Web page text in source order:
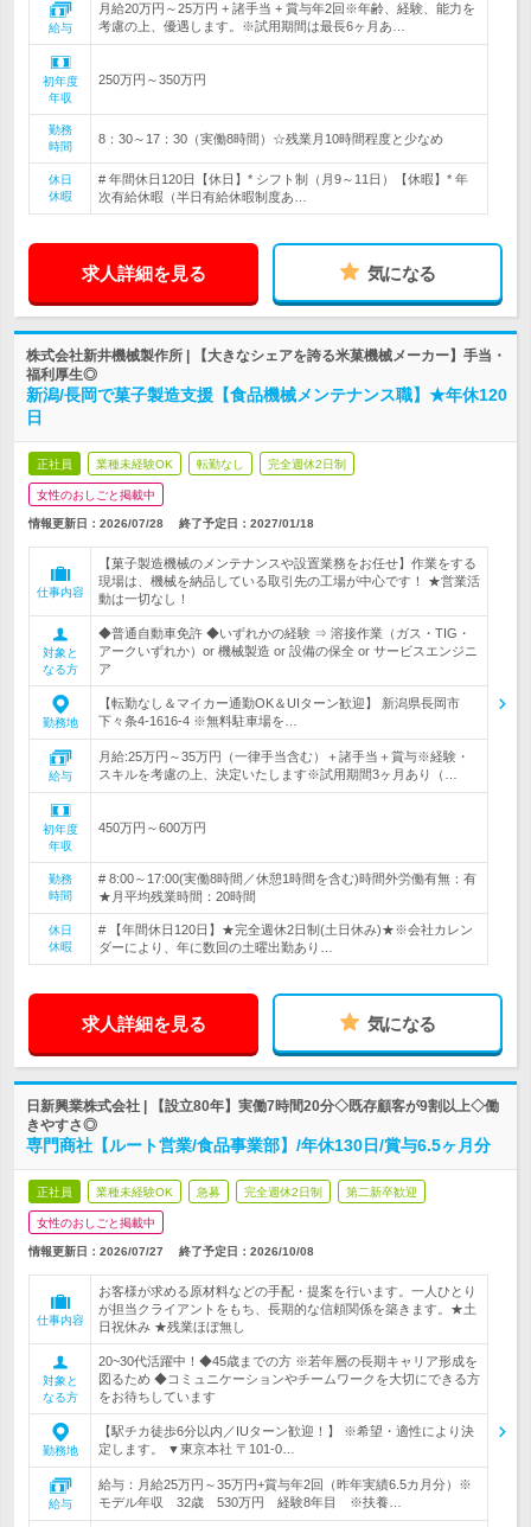
給与
月給20万円～25万円 + 諸手当 + 賞与年2回※年齢、経験、能力を
考慮の上、優遇します。※試用期間は最長6ヶ月あ…
初年度
年収
250万円～350万円
勤務
時間
8：30～17：30（実働8時間）☆残業月10時間程度と少なめ
休日
休暇
# 年間休日120日【休日】* シフト制（月9～11日）【休暇】* 年
次有給休暇（半日有給休暇制度あ…
求人詳細を見る 気になる
株式会社新井機械製作所 | 【大きなシェアを誇る米菓機械メーカー】手当・
福利厚生◎
新潟/長岡で菓子製造支援【食品機械メンテナンス職】★年休120
日
正社員 業種未経験OK 転勤なし 完全週休2日制
女性のおしごと掲載中
情報更新日：2026/07/28 終了予定日： 2027/01/18
仕事内容
【菓子製造機械のメンテナンスや設置業務をお任せ】作業をする
現場は、機械を納品している取引先の工場が中心です！ ★営業活
動は一切なし！
対象と
なる方
◆普通自動車免許 ◆いずれかの経験 ⇒ 溶接作業（ガス・TIG・
アークいずれか）or 機械製造 or 設備の保全 or サービスエンジニ
ア
勤務地
【転勤なし＆マイカー通勤OK＆UIターン歓迎】 新潟県長岡市
下々条4-1616-4 ※無料駐車場を…
給与
月給:25万円～35万円（一律手当含む）＋諸手当＋賞与※経験・
スキルを考慮の上、決定いたします※試用期間3ヶ月あり（…
初年度
年収
450万円～600万円
勤務
時間
# 8:00～17:00(実働8時間／休憩1時間を含む)時間外労働有無：有
★月平均残業時間：20時間
休日
休暇
# 【年間休日120日】★完全週休2日制(土日休み)★※会社カレン
ダーにより、年に数回の土曜出勤あり…
求人詳細を見る 気になる
日新興業株式会社 | 【設立80年】実働7時間20分◇既存顧客が9割以上◇働
きやすさ◎
専門商社【ルート営業/食品事業部】/年休130日/賞与6.5ヶ月分
正社員 業種未経験OK 急募 完全週休2日制 第二新卒歓迎
女性のおしごと掲載中
情報更新日：2026/07/27 終了予定日： 2026/10/08
仕事内容
お客様が求める原材料などの手配・提案を行います。一人ひとり
が担当クライアントをもち、長期的な信頼関係を築きます。★土
日祝休み ★残業ほぼ無し
対象と
なる方
20~30代活躍中！◆45歳までの方 ※若年層の長期キャリア形成を
図るため ◆コミュニケーションやチームワークを大切にできる方
をお待ちしています
勤務地
【駅チカ徒歩6分以内／IUターン歓迎！】 ※希望・適性により決
定します。 ▼東京本社 〒101-0…
給与
給与：月給25万円～35万円+賞与年2回（昨年実績6.5カ月分）※
モデル年収 32歳 530万円 経験8年目 ※扶養…